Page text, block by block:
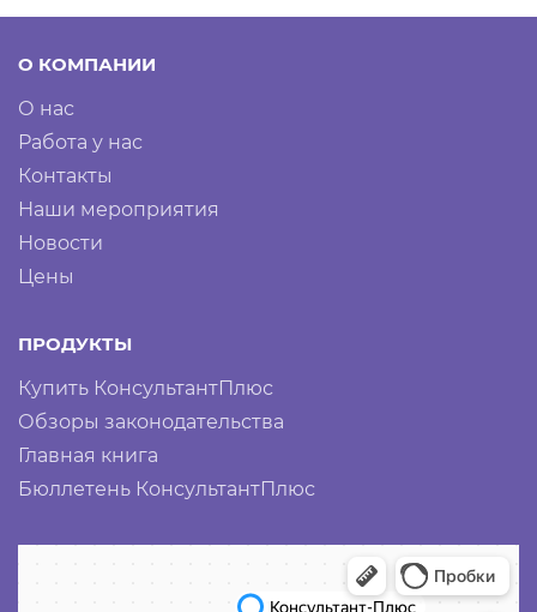
О КОМПАНИИ
О нас
Работа у нас
Контакты
Наши мероприятия
Новости
Цены
ПРОДУКТЫ
Купить КонсультантПлюс
Обзоры законодательства
Главная книга
Бюллетень КонсультантПлюс